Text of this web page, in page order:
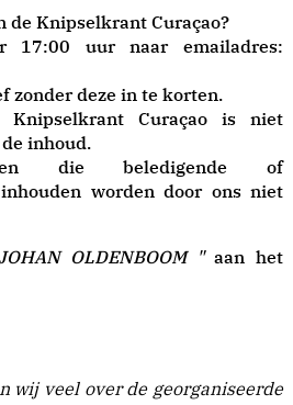
de Knipselkrant Curaçao?
17:00 uur naar emailadres:
zonder deze in te korten.
Curaçao is niet
inhoud.
die beledigende of
worden door ons niet
OLDENBOOM " aan het
wij veel over de georganiseerde